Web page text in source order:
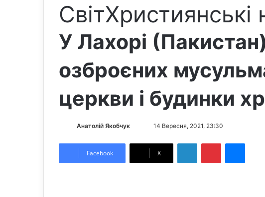
СвітХристиянські
У Лахорі
озброєних
церкви і будинки
Анатолій Якобчук
l d
14 Вересня, 2021, 23:30
Facebook X